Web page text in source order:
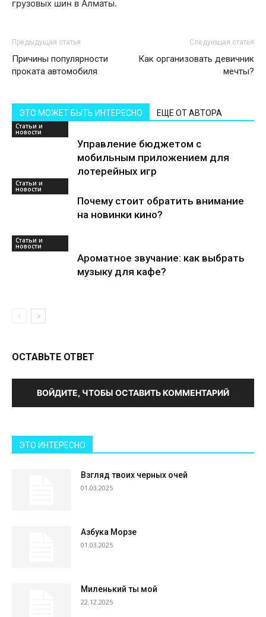
грузовых шин в Алматы.
Предыдущая статья
Причины популярности
проката автомобиля
Следующая статья
Как организовать девичник
мечты?
ЭТО МОЖЕТ БЫТЬ ИНТЕРЕСНО ЕЩЕ ОТ АВТОРА
Статьи и
новости
Управление бюджетом с
мобильным приложением для
лотерейных игр
Статьи и
новости
Почему стоит обратить внимание
на новинки кино?
Статьи и
новости
Ароматное звучание: как выбрать
музыку для кафе?
ОСТАВЬТЕ ОТВЕТ
ВОЙДИТЕ, ЧТОБЫ ОСТАВИТЬ КОММЕНТАРИЙ
ЭТО ИНТЕРЕСНО
Взгляд твоих черных очей
01.03.2025
Азбука Морзе
01.03.2025
Миленький ты мой
22.12.2025